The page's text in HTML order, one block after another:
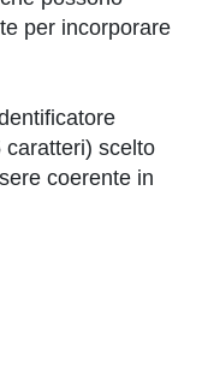
per incorporare
caratteri) scelto
coerente in